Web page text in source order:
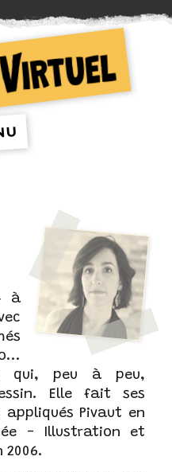
à
qui, peu à peu,
Elle fait ses
Pivaut en
- Illustration et